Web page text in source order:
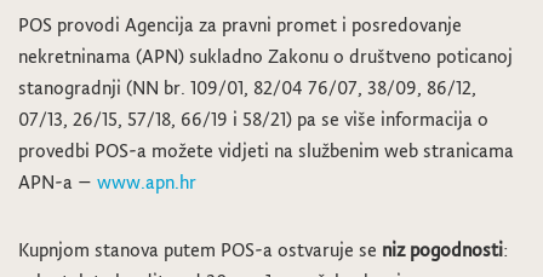
POS provodi Agencija za pravni promet i posredovanje
nekretninama (APN) sukladno Zakonu o društveno poticanoj
stanogradnji (NN br. 109/01, 82/04 76/07, 38/09, 86/12,
07/13, 26/15, 57/18, 66/19 i 58/21) pa se više informacija o
provedbi POS-a možete vidjeti na službenim web stranicama
APN-a – www.apn.hr
Kupnjom stanova putem POS-a ostvaruje se niz pogodnosti: